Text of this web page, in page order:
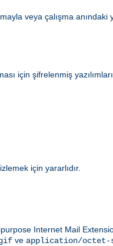
veya çalışma anındaki
için şifrelenmiş
için yararlıdır.
Internet Mail
ve application/octet-